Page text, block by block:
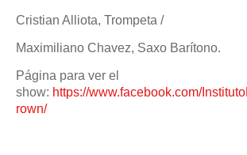
Cristian Alliota, Trompeta /
Maximiliano Chavez, Saxo Barítono.
Página para ver el
show: https://www.facebook.com/
rown/